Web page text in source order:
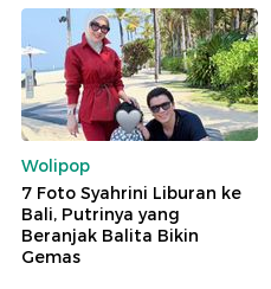
Wolipop
7 Foto Syahrini Liburan ke
Bali, Putrinya yang
Beranjak Balita Bikin
Gemas